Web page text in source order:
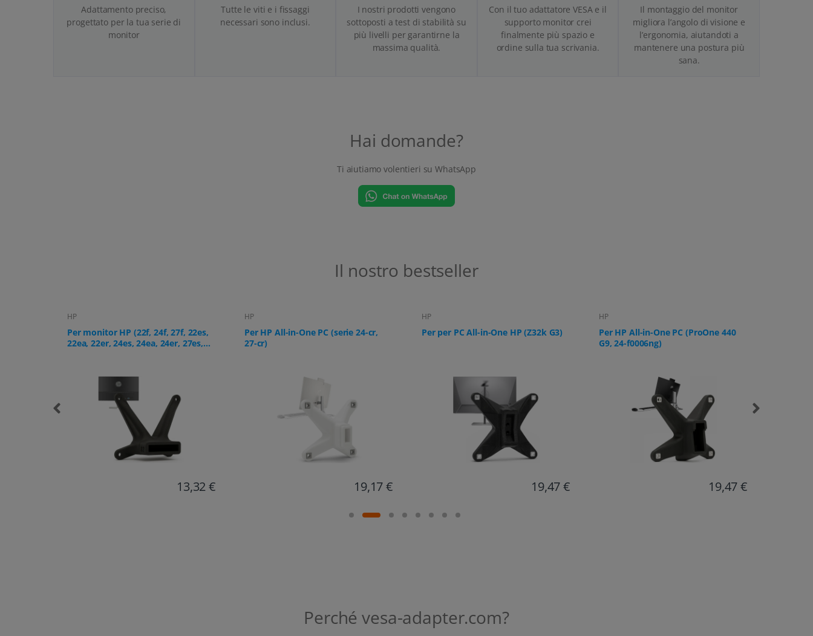
Adattamento preciso,
progettato per la tua serie di
monitor
Tutte le viti e i fissaggi
necessari sono inclusi.
I nostri prodotti vengono
sottoposti a test di stabilità su
più livelli per garantirne la
massima qualità.
Con il tuo adattatore VESA e il
supporto monitor crei
finalmente più spazio e
ordine sulla tua scrivania.
Il montaggio del monitor
migliora l’angolo di visione e
l’ergonomia, aiutandoti a
mantenere una postura più
sana.
Hai domande?
Ti aiutiamo volentieri su WhatsApp
Il nostro bestseller
HP
Per HP All-in-One PC (serie 24-cr,
27-cr)
19,17 €
HP
Per per PC All-in-One HP (Z32k G3)
19,47 €
HP
Per HP All-in-One PC (ProOne 440
19,47 €
Lenovo
Per PC all-in-one Lenovo IdeaCentre
AIO 3
17,94 €
Perché vesa-adapter.com?